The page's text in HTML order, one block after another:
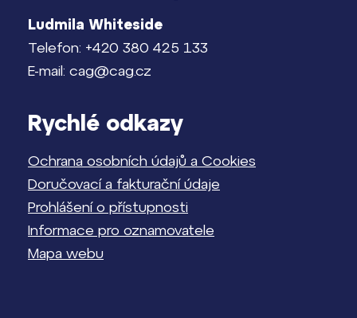
Ludmila Whiteside
Telefon: +420 380 425 133
E-mail: cag@cag.cz
Rychlé odkazy
Ochrana osobních údajů a Cookies
Doručovací a fakturační údaje
Prohlášení o přístupnosti
Informace pro oznamovatele
Mapa webu